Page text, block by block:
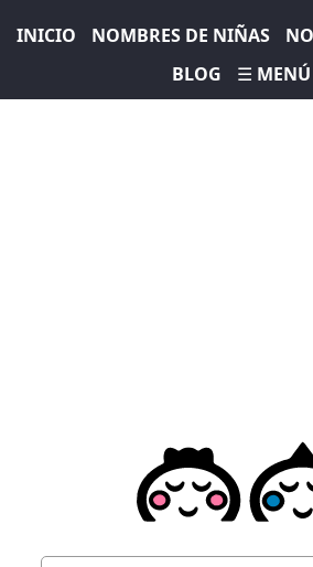
INICIO NOMBRES DE NIÑAS
BLOG
☰ MENÚ